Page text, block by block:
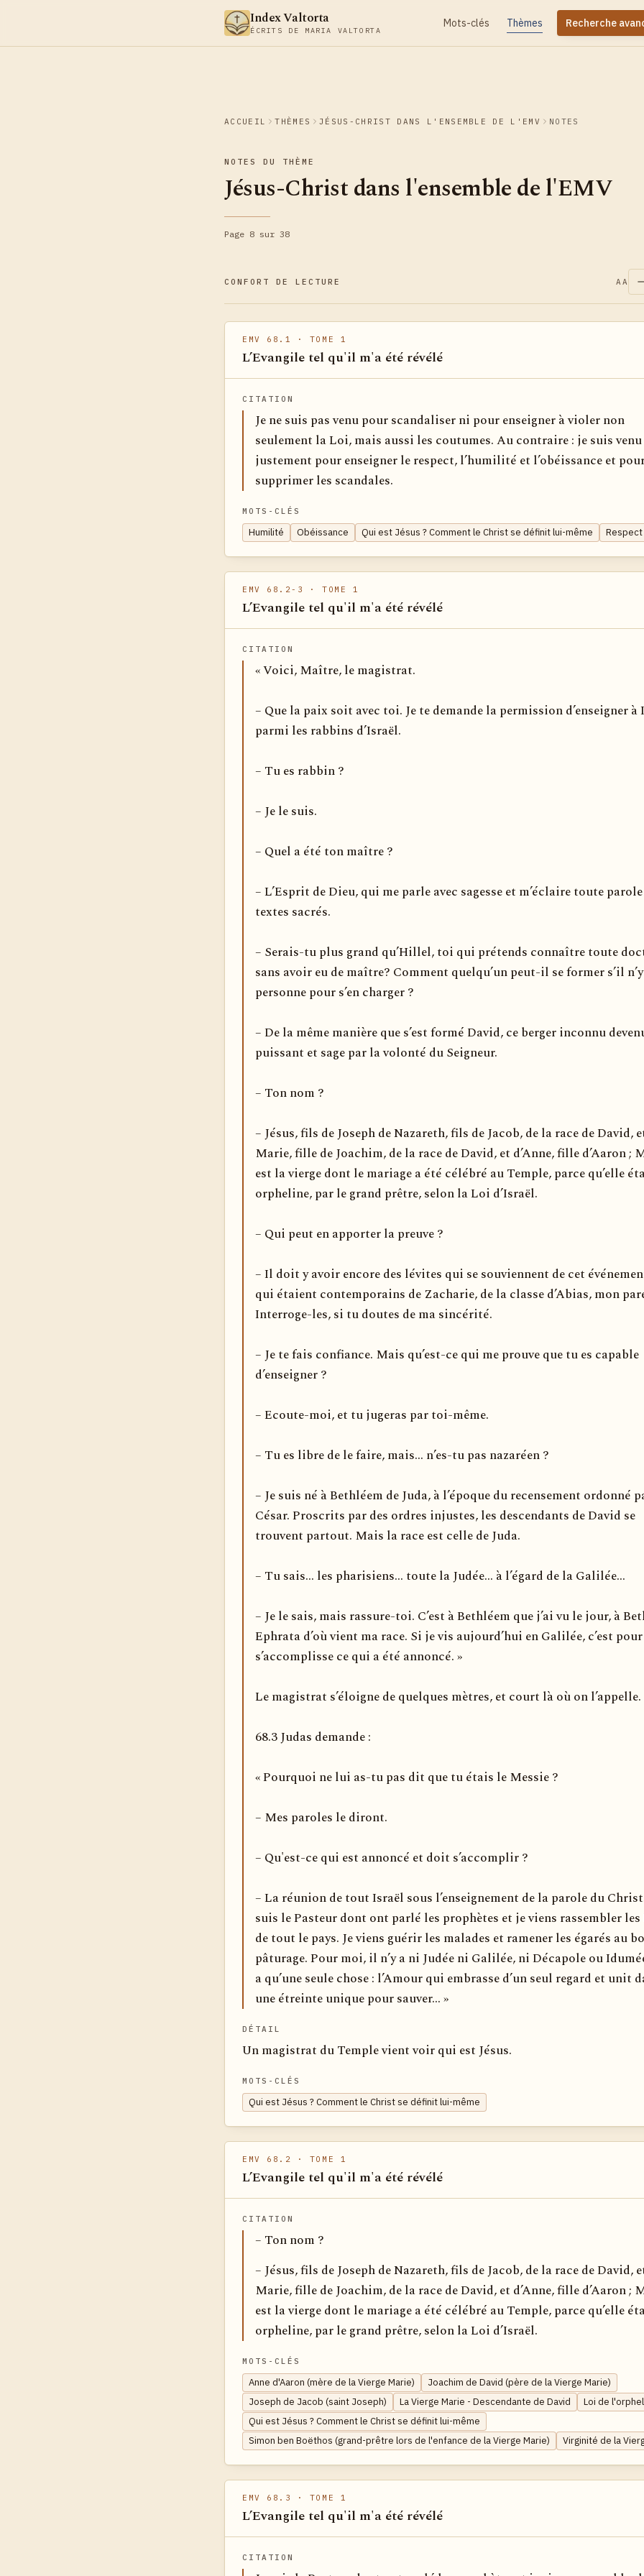
Index Valtorta
ÉCRITS DE MARIA VALTORTA
Mots-clés Thèmes Recherche
ACCUEIL THÈMES JÉSUS-CHRIST DANS L'ENSEMBLE DE L'EMV NOTES
NOTES DU THÈME
Jésus-Christ dans l'ensemble de l'EMV
Page 8 sur 38
CONFORT DE LECTURE AA
EMV 68.1 · TOME 1
L’Evangile tel qu'il m'a été révélé
CITATION
Je ne suis pas venu pour scandaliser ni pour enseigner à violer non
seulement la Loi, mais aussi les coutumes. Au contraire : je suis venu
justement pour enseigner le respect, l’humilité et l’obéissance et
supprimer les scandales.
MOTS-CLÉS
Humilité Obéissance Qui est Jésus ? Comment le Christ se définit lui-même Respect
EMV 68.2-3 · TOME 1
L’Evangile tel qu'il m'a été révélé
CITATION
« Voici, Maître, le magistrat.
– Que la paix soit avec toi. Je te demande la permission d’enseigner à
parmi les rabbins d’Israël.
– Tu es rabbin ?
– Je le suis.
– Quel a été ton maître ?
– L’Esprit de Dieu, qui me parle avec sagesse et m’éclaire toute
textes sacrés.
– Serais-tu plus grand qu’Hillel, toi qui prétends con­naître toute
sans avoir eu de maître? Comment quelqu’un peut-il se former s’il
personne pour s’en charger ?
– De la même manière que s’est formé David, ce berger inconnu
puissant et sage par la volonté du Seigneur.
– Ton nom ?
– Jésus, fils de Joseph de Nazareth, fils de Jacob, de la race de David,
Marie, fille de Joachim, de la race de David, et d’Anne, fille d’Aaron ;
est la vierge dont le mariage a été célébré au Temple, parce qu’elle
orpheline, par le grand prêtre, selon la Loi d’Israël.
– Qui peut en apporter la preuve ?
– Il doit y avoir encore des lévites qui se souviennent de cet
qui étaient contemporains de Zacharie, de la classe d’Abias, mon
Interroge-les, si tu doutes de ma sincérité.
– Je te fais confiance. Mais qu’est-ce qui me prouve que tu es capable
d’enseigner ?
– Ecoute-moi, et tu jugeras par toi-même.
– Tu es libre de le faire, mais... n’es-tu pas nazaréen ?
– Je suis né à Bethléem de Juda, à l’époque du recensement ordonné
César. Proscrits par des ordres injustes, les descendants de David se
trouvent partout. Mais la race est celle de Juda.
– Tu sais... les pharisiens... toute la Judée... à l’égard de la Galilée...
– Je le sais, mais rassure-toi. C’est à Bethléem que j’ai vu le jour, à
Ephrata d’où vient ma race. Si je vis aujourd’hui en Galilée, c’est
s’accomplisse ce qui a été annoncé. »
Le magistrat s’éloigne de quelques mètres, et court là où on l’appelle.
68.3 Judas demande :
« Pourquoi ne lui as-tu pas dit que tu étais le Messie ?
– Mes paroles le diront.
– Qu'est-ce qui est annoncé et doit s’accomplir ?
– La réunion de tout Israël sous l’enseignement de la parole du
suis le Pasteur dont ont parlé les prophètes et je viens rassembler
de tout le pays. Je viens guérir les malades et ramener les égarés au
pâturage. Pour moi, il n’y a ni Judée ni Galilée, ni Décapole ou
a qu’une seule chose : l’Amour qui embrasse d’un seul regard et unit
une étreinte unique pour sauver... »
DÉTAIL
Un magistrat du Temple vient voir qui est Jésus.
MOTS-CLÉS
Qui est Jésus ? Comment le Christ se définit lui-même
EMV 68.2 · TOME 1
L’Evangile tel qu'il m'a été révélé
CITATION
– Ton nom ?
– Jésus, fils de Joseph de Nazareth, fils de Jacob, de la race de David,
Marie, fille de Joachim, de la race de David, et d’Anne, fille d’Aaron ;
est la vierge dont le mariage a été célébré au Temple, parce qu’elle
orpheline, par le grand prêtre, selon la Loi d’Israël.
MOTS-CLÉS
Anne d'Aaron (mère de la Vierge Marie)
Joachim de David (père de la Vierge Marie)
Joseph de Jacob (saint Joseph)
La Vierge Marie - Descendante de David
Loi de
Qui est Jésus ? Comment le Christ se définit lui-même
Simon ben Boëthos (grand-prêtre lors de l'enfance de la Vierge Marie)
Virginité de la
EMV 68.3 · TOME 1
L’Evangile tel qu'il m'a été révélé
CITATION